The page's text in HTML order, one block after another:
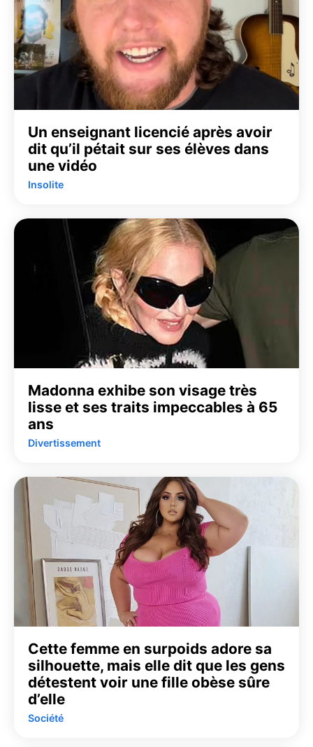
Un enseignant licencié après avoir
dit qu’il pétait sur ses élèves dans
une vidéo
Insolite
Madonna exhibe son visage très
lisse et ses traits impeccables à 65
ans
Divertissement
Cette femme en surpoids adore sa
silhouette, mais elle dit que les gens
détestent voir une fille obèse sûre
d’elle
Société